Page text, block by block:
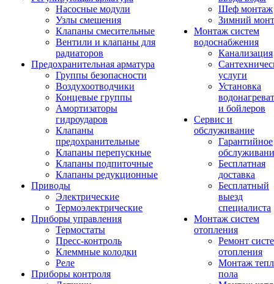
Насосные модули
Узлы смешения
Клапаны смесительные
Вентили и клапаны для
радиаторов
Предохранительная арматура
Группы безопасности
Воздухоотводчики
Концевые группы
Амортизаторы
гидроударов
Клапаны
предохранительные
Клапаны перепускные
Клапаны подпиточные
Клапаны редукционные
Приводы
Электрические
Термоэлектрические
Приборы управления
Термостаты
Пресс-контроль
Клеммные колодки
Реле
Приборы контроля
Шеф монтаж
Зимний
Монтаж систем
водоснабжения
Канализация
услуги
Установка
и бойлеров
Сервис и
обслуживание
Гарантийное
Бесплатная
доставка
Бесплатный
выезд
специалиста
Монтаж систем
отопления
Ремонт
отопления
Монтаж
пола